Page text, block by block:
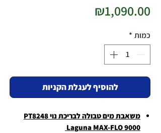
₪1,090.00
כמות *
להוסיף לעגלת הקניות
משאבת מים טבולה לבריכת נוי PT8248
Laguna MAX-FLO 9000